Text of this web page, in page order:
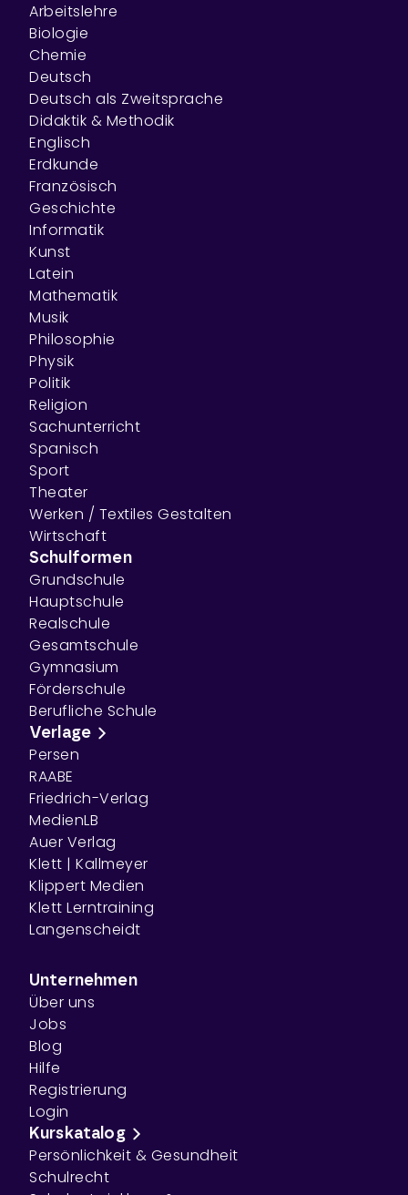
Arbeitslehre
Biologie
Chemie
Deutsch
Deutsch als Zweitsprache
Didaktik & Methodik
Englisch
Erdkunde
Französisch
Geschichte
Informatik
Kunst
Latein
Mathematik
Musik
Philosophie
Physik
Politik
Religion
Sachunterricht
Spanisch
Sport
Theater
Werken / Textiles Gestalten
Wirtschaft
Schulformen
Grundschule
Hauptschule
Realschule
Gesamtschule
Gymnasium
Förderschule
Berufliche Schule
Verlage
Persen
RAABE
Friedrich-Verlag
MedienLB
Auer Verlag
Klett | Kallmeyer
Klippert Medien
Klett Lerntraining
Langenscheidt
Unternehmen
Über uns
Jobs
Blog
Hilfe
Registrierung
Login
Kurskatalog
Persönlichkeit & Gesundheit
Schulrecht